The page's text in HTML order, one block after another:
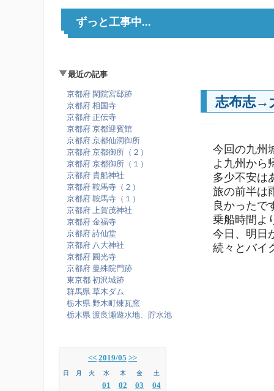
ずっと工事中...
最近の記事
京都府 閑院宮邸跡
京都府 相国寺
京都府 正伝寺
京都府 京都迎賓館
京都府 京都仙洞御所
京都府 京都御所（２）
京都府 京都御所（１）
京都府 貴船神社
京都府 鞍馬寺（２）
京都府 鞍馬寺（１）
京都府 上賀茂神社
京都府 金福寺
京都府 詩仙堂
京都府 八大神社
京都府 圓光寺
京都府 曼殊院門跡
東京都 初沢城跡
群馬県 草木ダム
栃木県 野木町煉瓦窯
栃木県 渡良瀬遊水地、貯水池
<< 2019/05 >>
日 月 火 水 木 金 土
01 02 03 04
志布志→
今回の九州
よ九州か
多少不安は
旅の前半は
良かったで
乗船時間よ
今日、明日
続々とバイ